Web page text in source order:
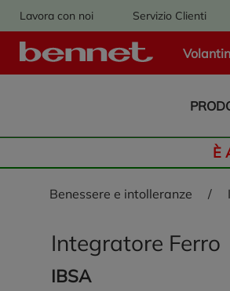
Lavora con noi Servizio Clienti
Logo Bennet - Torna
È
benessere e intolleranze /
Integratore Ferro
IBSA